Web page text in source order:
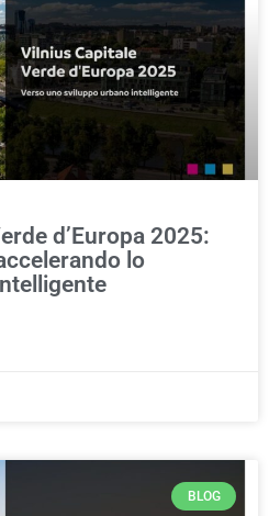
d’Europa 2025:
lo
BLOG